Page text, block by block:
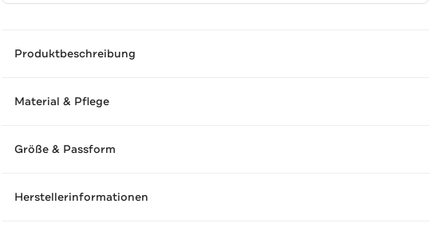
Produktbeschreibung
Material & Pflege
Größe & Passform
Herstellerinformationen